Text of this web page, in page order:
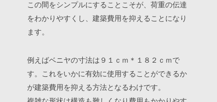
この間をシンプルにすることこそが、荷重の伝達
をわかりやすくし、建築費用を抑えることになり
ます。
例えばベニヤの寸法は９１ｃｍ＊１８２ｃｍで
す。これをいかに有効に使用することができるか
が建築費用を抑える方法となるわけです。